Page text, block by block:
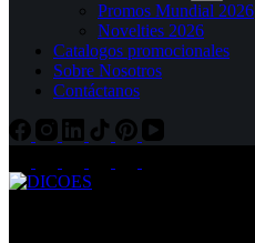
Promos Mundial 2026
Novelties 2026
Catalogos promocionales
Sobre Nosotros
Contáctanos